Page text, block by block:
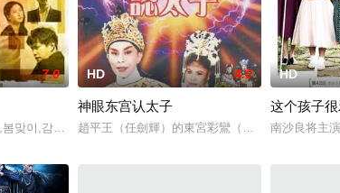
7.0
맞이,감성,추천영화
HD 4.0
神眼东宫认太子
趙平王（任劍輝）的東宮彩鸞（余麗珍）和西宮
HD
这个孩子
南沙良将主